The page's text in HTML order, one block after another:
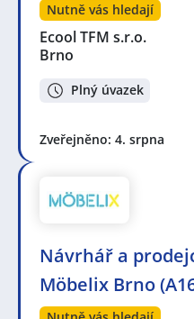
Nutně vás hledají
Ecool TFM s.r.o.
Brno
Plný úvazek
Zveřejněno: 4. srpna
Návrhář a
Möbelix Brno